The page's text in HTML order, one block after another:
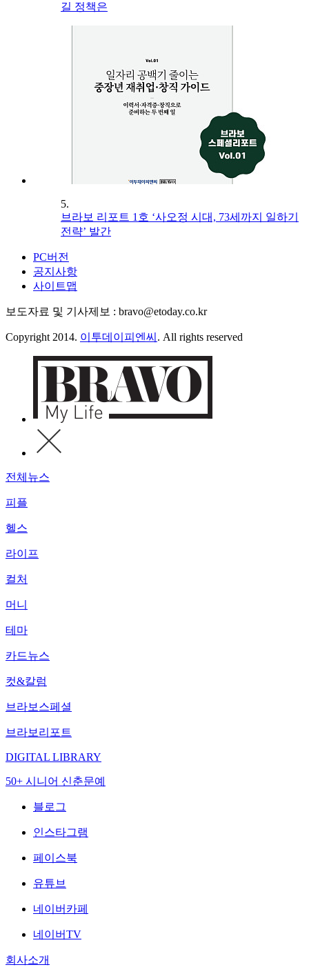
길 정책은
5.
브라보 리포트 1호 ‘사오정 시대, 73세까지 일하기
전략’ 발간
PC버전
공지사항
사이트맵
보도자료 및 기사제보 : bravo@etoday.co.kr
Copyright 2014. 이투데이피엔씨 . All rights reserved
전체뉴스
피플
헬스
라이프
컬처
머니
테마
카드뉴스
컷&칼럼
브라보스페셜
브라보리포트
DIGITAL LIBRARY
50+ 시니어 신춘문예
블로그
인스타그램
페이스북
유튜브
네이버카페
네이버TV
회사소개